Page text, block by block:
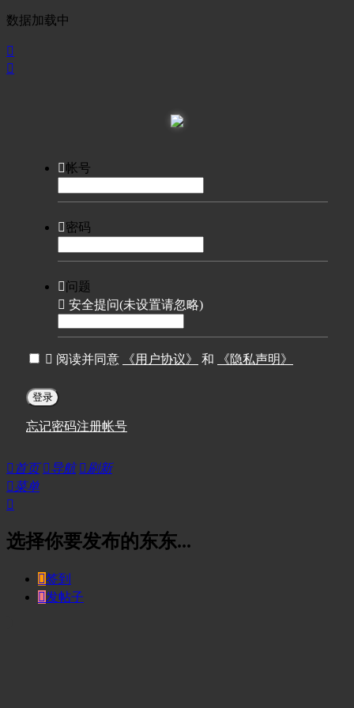
数据加载中


帐号
密码
问题
 安全提问(未设置请忽略)
 阅读并同意 《用户协议》 和 《隐私声明》
登录
忘记密码注册帐号
 首页 导航  刷新
菜单

选择你要发布的东东...
签到
发帖子